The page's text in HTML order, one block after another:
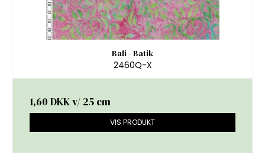
Bali - Batik
2460Q-X
1,60 DKKv/ 25 cm
VIS PRODUKT